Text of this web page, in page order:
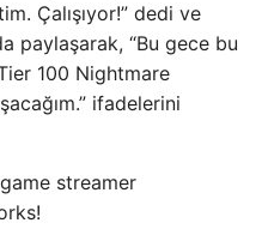
Çalışıyor!” dedi ve
paylaşarak, “Bu gece bu
100 Nightmare
ifadelerini
streamer